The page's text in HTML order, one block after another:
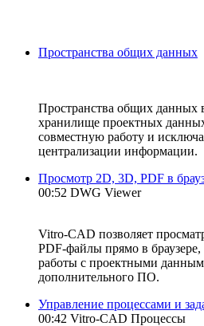
Пространства общих данных
Пространства общих
хранилище проектных
совместную работу и
централизации информации.
Просмотр 2D, 3D, PDF в
00:52 DWG Viewer
Vitro-CAD позволяет
PDF-файлы прямо в браузере,
работы с проектными
дополнительного ПО.
Управление процессами и
00:42 Vitro-CAD Процессы